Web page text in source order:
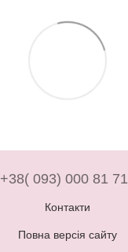
+38( 093) 000 81 71
Контакти
Повна версія сайту